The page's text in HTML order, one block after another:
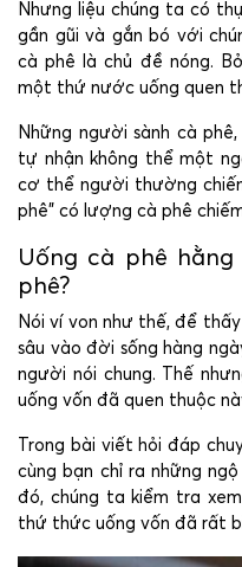
Nhưng liệu chúng ta có
gần gũi và gắn bó với
cà phê là chủ đề nóng.
một thứ nước uống quen
Những người sành cà
tự nhận không thể một
cơ thể người thường
phê” có lượng cà phê
Uống cà phê
phê?
Nói ví von như thế, để
sâu vào đời sống hàng
người nói chung. Thế
uống vốn đã quen thuộc
Trong bài viết hỏi đáp
cùng bạn chỉ ra những
đó, chúng ta kiểm tra
thứ thức uống vốn đã rất